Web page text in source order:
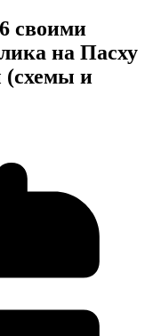
своими
на Пасху
(схемы и